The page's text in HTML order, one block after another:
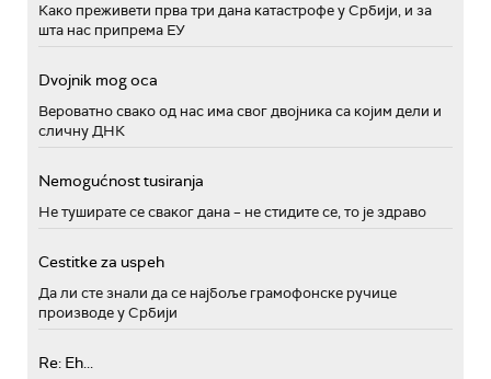
Како преживети прва три дана катастрофе у Србији, и за
шта нас припрема ЕУ
Dvojnik mog oca
Вероватно свако од нас има свог двојника са којим дели и
сличну ДНК
Nemogućnost tusiranja
Не туширате се сваког дана – не стидите се, то је здраво
Cestitke za uspeh
Да ли сте знали да се најбоље грамофонске ручице
производе у Србији
Re: Eh...